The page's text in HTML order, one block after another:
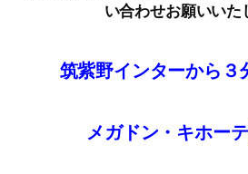
い合わせお願いいた
筑紫野インターから３
メガドン・キホー